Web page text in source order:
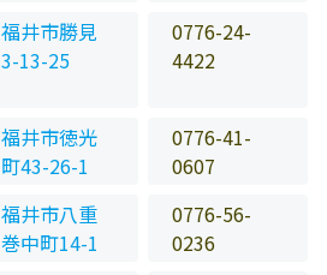
福井市勝見
3-13-25
0776-24-
4422
福井市徳光
町43-26-1
0776-41-
0607
福井市八重
巻中町14-1
0776-56-
0236